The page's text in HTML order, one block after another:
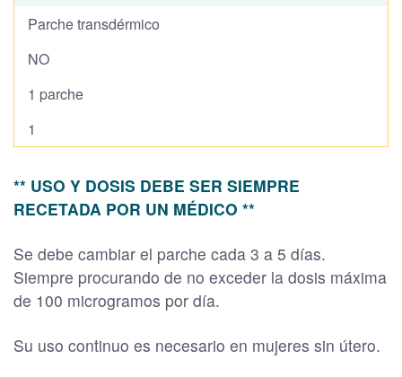
Parche transdérmico
NO
1 parche
1
** USO Y DOSIS DEBE SER SIEMPRE
RECETADA POR UN MÉDICO **
Se debe cambiar el parche cada 3 a 5 días.
Siempre procurando de no exceder la dosis máxima
de 100 microgramos por día.
Su uso continuo es necesario en mujeres sin útero.